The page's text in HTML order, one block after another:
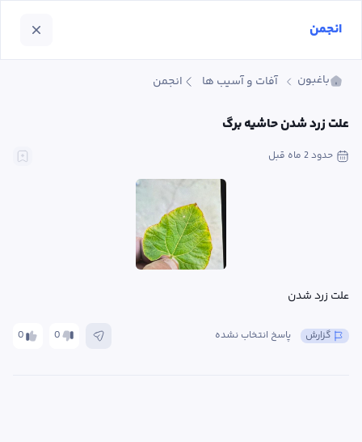
باغبون آفات و آسیب ها انجمن
علت زرد شدن حاشیه برگ
حدود 2 ماه قبل
علت زرد شدن
0 0 پاسخ انتخاب نشده گزارش
انجمن